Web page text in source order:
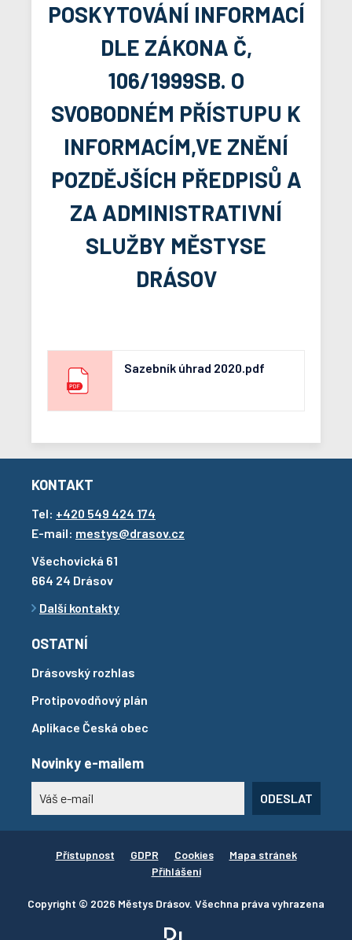
POSKYTOVÁNÍ INFORMACÍ
DLE ZÁKONA Č,
106/1999SB. O
SVOBODNÉM PŘÍSTUPU K
INFORMACÍM,VE ZNĚNÍ
POZDĚJŠÍCH PŘEDPISŮ A
ZA ADMINISTRATIVNÍ
SLUŽBY MĚSTYSE
DRÁSOV
Sazebník úhrad 2020.pdf
KONTAKT
Tel: +420 549 424 174
E-mail: mestys@drasov.cz
Všechovická 61
664 24 Drásov
Další kontakty
OSTATNÍ
Drásovský rozhlas
Protipovodňový plán
Aplikace Česká obec
Novinky e-mailem
ODESLAT
Copyright © 2026 Městys Drásov. Všechna práva vyhrazena
Přístupnost GDPR Cookies
Mapa stránek
Přihlášení